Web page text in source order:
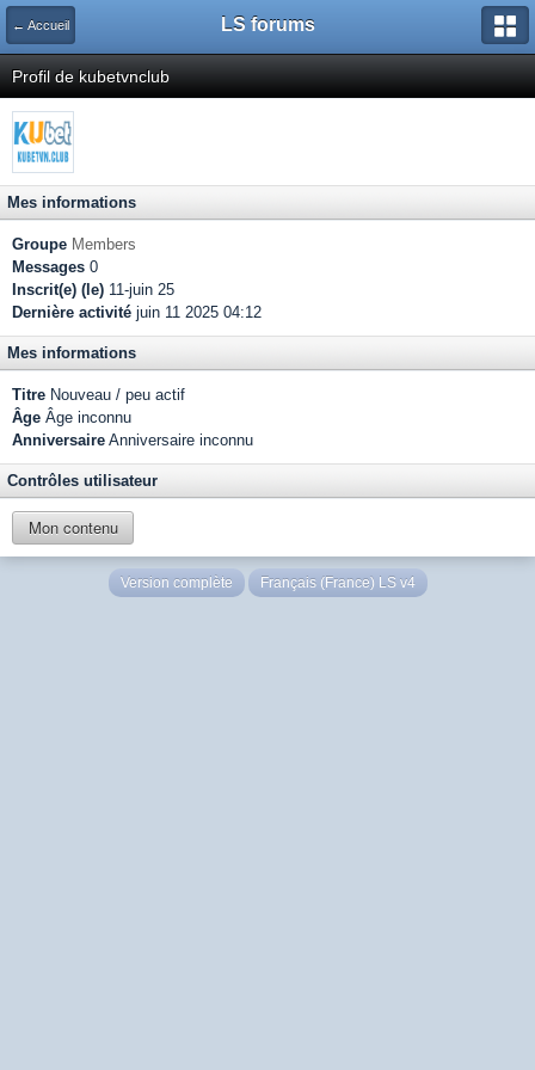
← Accueil LS forums
Profil de kubetvnclub
Mes informations
Groupe Members
Messages 0
Inscrit(e) (le) 11-juin 25
Dernière activité juin 11 2025 04:12
Mes informations
Titre Nouveau / peu actif
Âge Âge inconnu
Anniversaire Anniversaire inconnu
Contrôles utilisateur
Mon contenu
Version complète Français (France) LS v4